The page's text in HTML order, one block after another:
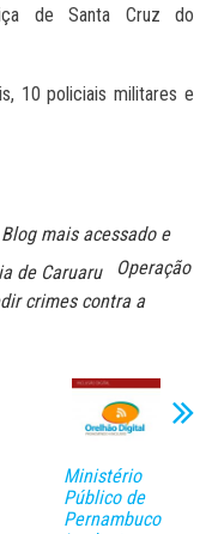
de Santa Cruz do
10 policiais militares e
Blog mais acessado e
de Caruaru
Operação
crimes contra a
Ministério
Público de
Pernambuco